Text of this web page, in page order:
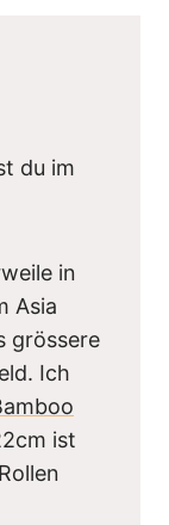
du im
in
Asia
grössere
Ich
ist